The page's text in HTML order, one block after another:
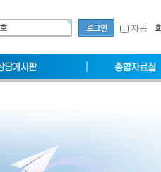
자동